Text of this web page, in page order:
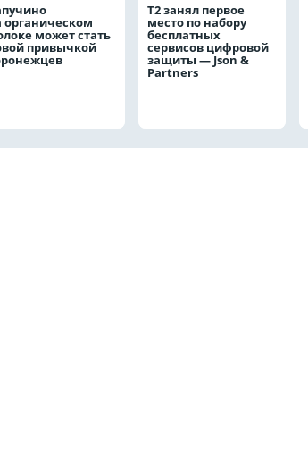
органическом
может стать
привычкой
Т2 занял первое
место по набору
бесплатных
сервисов цифровой
защиты — Json &
Partners